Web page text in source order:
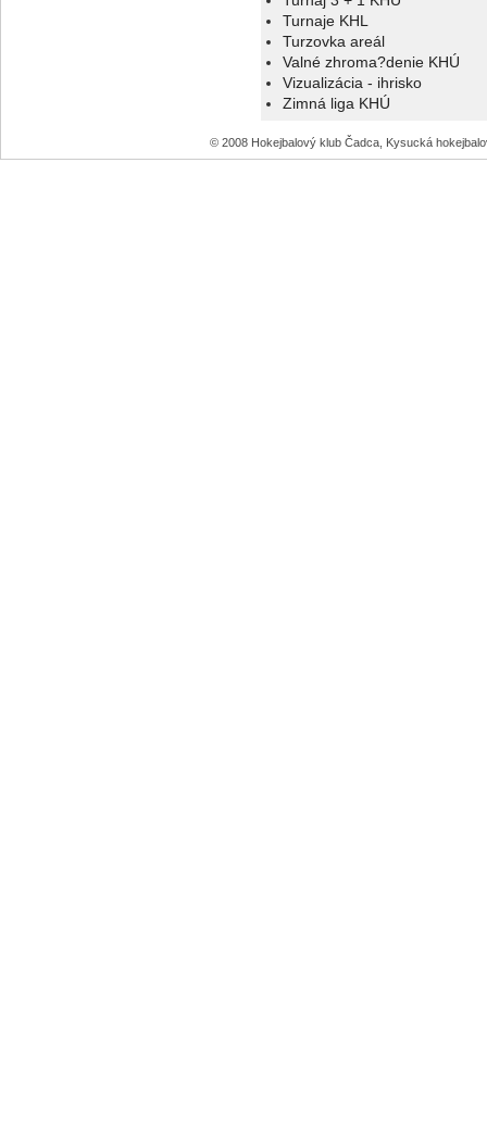
Turnaje KHL
Turzovka areál
Valné zhroma?denie KHÚ
Vizualizácia - ihrisko
Zimná liga KHÚ
© 2008 Hokejbalový klub Čadca, Kysucká